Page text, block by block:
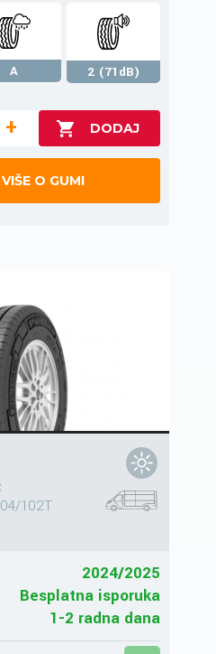
A
2 (71dB)
+
O GUMI
102T
2024/2025
Besplatna isporuka
1-2 radna dana